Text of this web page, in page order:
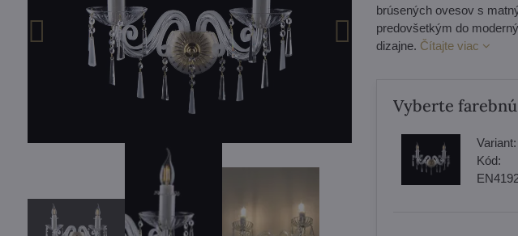
brúsených ovesov s
predovšetkým do
dizajne. Čítajte viac
Vyberte
Variant:
Kód: